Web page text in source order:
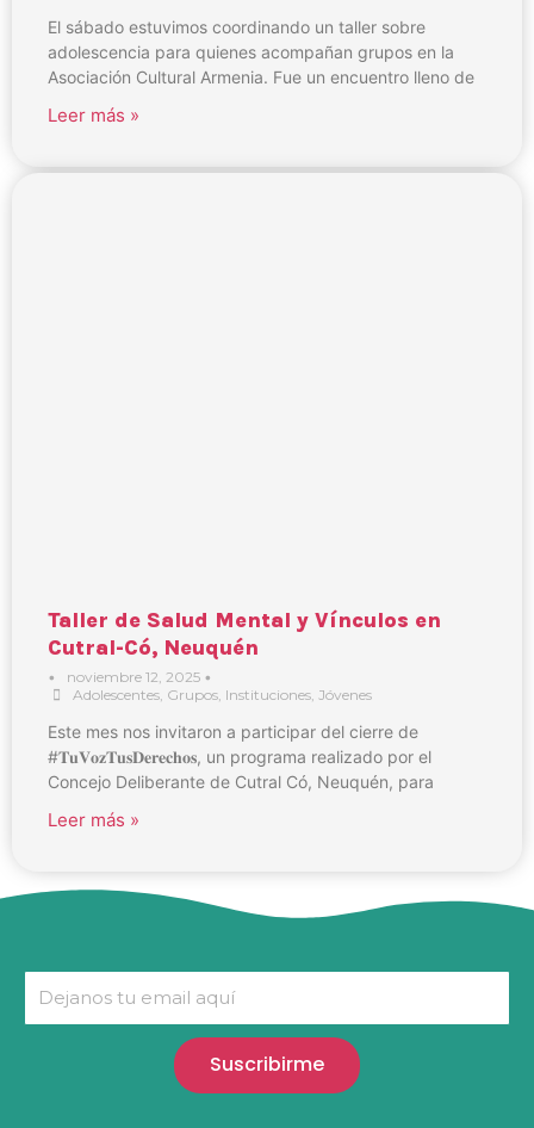
El sábado estuvimos coordinando un taller sobre
adolescencia para quienes acompañan grupos en la
Asociación Cultural Armenia. Fue un encuentro lleno de
Leer más »
Taller de Salud Mental y Vínculos en
Cutral-Có, Neuquén
• noviembre 12, 2025 •
Adolescentes, Grupos, Instituciones, Jóvenes
Este mes nos invitaron a participar del cierre de
#𝐓𝐮𝐕𝐨𝐳𝐓𝐮𝐬𝐃𝐞𝐫𝐞𝐜𝐡𝐨𝐬, un programa realizado por el
Concejo Deliberante de Cutral Có, Neuquén, para
Leer más »
Suscribirme